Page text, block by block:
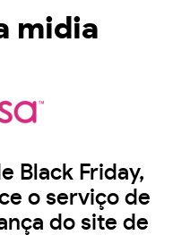
midia
Black Friday,
o serviço de
do site de